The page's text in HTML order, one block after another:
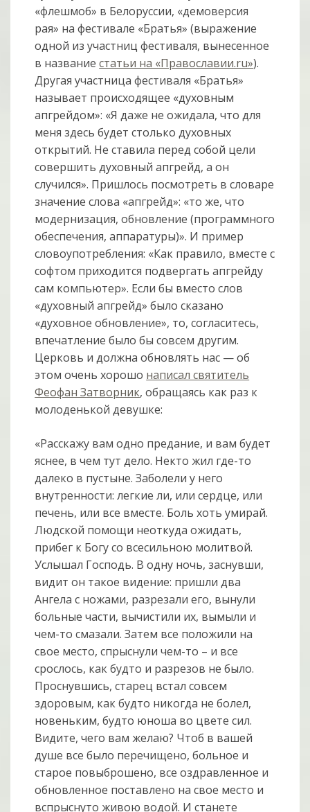
«флешмоб» в Белоруссии, «демоверсия
рая» на фестивале «Братья» (выражение
одной из участниц фестиваля, вынесенное
в названиестатьи на «Православии.ru»).
Другая участница фестиваля «Братья»
называет происходящее «духовным
апгрейдом»: «Я даже не ожидала, что для
меня здесь будет столько духовных
открытий. Не ставила перед собой цели
совершить духовный апгрейд, а он
случился». Пришлось посмотреть в словаре
значение слова «апгрейд»: «то же, что
модернизация, обновление (программного
обеспечения, аппаратуры)». И пример
словоупотребления: «Как правило, вместе с
софтом приходится подвергать апгрейду
сам компьютер». Если бы вместо слов
«духовный апгрейд» было сказано
«духовное обновление», то, согласитесь,
впечатление было бы совсем другим.
Церковь и должна обновлять нас — об
этом очень хорошо написал святитель
Феофан Затворник, обращаясь как раз к
молоденькой девушке:
«Расскажу вам одно предание, и вам будет
яснее, в чем тут дело. Некто жил где-то
далеко в пустыне. Заболели у него
внутренности: легкие ли, или сердце, или
печень, или все вместе. Боль хоть умирай.
Людской помощи неоткуда ожидать,
прибег к Богу со всесильною молитвой.
Услышал Господь. В одну ночь, заснувши,
видит он такое видение: пришли два
Ангела с ножами, разрезали его, вынули
больные части, вычистили их, вымыли и
чем-то смазали. Затем все положили на
свое место, спрыснули чем-то – и все
срослось, как будто и разрезов не было.
Проснувшись, старец встал совсем
здоровым, как будто никогда не болел,
новеньким, будто юноша во цвете сил.
Видите, чего вам желаю? Чтоб в вашей
душе все было перечищено, больное и
старое повыброшено, все оздравленное и
обновленное поставлено на свое место и
вспрыснуто живою водой. И станете